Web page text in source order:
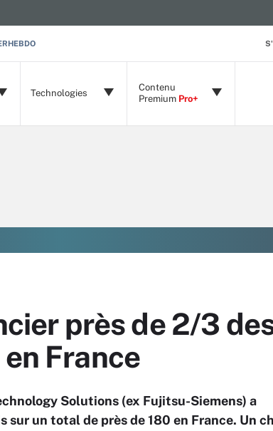
Technologies
Contenu
Premium Pro+
près de 2/3
France
Solutions (ex Fujitsu-Siemens) a
sur un total de près de 180 en France. Un